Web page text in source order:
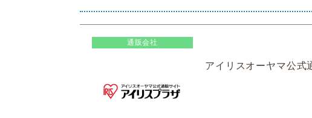
通販会社
アイリスオーヤマ公式